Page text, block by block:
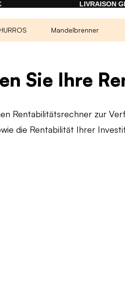
LIVRAISON GRATUITE
Mandelbrenner
Sie Ihre
Rentabilitätsrechner zur
die Rentabilität Ihrer